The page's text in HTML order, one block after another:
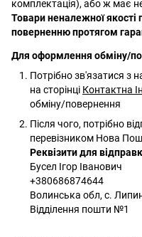
комплектація), або ж має
Товари неналежної якості
поверненню протягом
Для оформлення обміну/
Потрібно зв'язатися з
на сторінці Контактна
обміну/повернення
Після чого, потрібно
перевізником Нова
Реквізити для
Бусел Ігор Іванович
+380686874644
Волинська обл, с.
Відділення пошти №1